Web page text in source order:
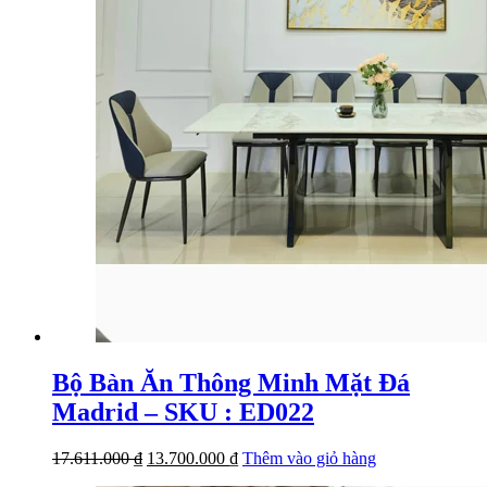
Bộ Bàn Ăn Thông Minh Mặt Đá
Madrid – SKU : ED022
17.611.000₫ Giá
13.700.000 ₫Giá
Thêm vào giỏ hàng